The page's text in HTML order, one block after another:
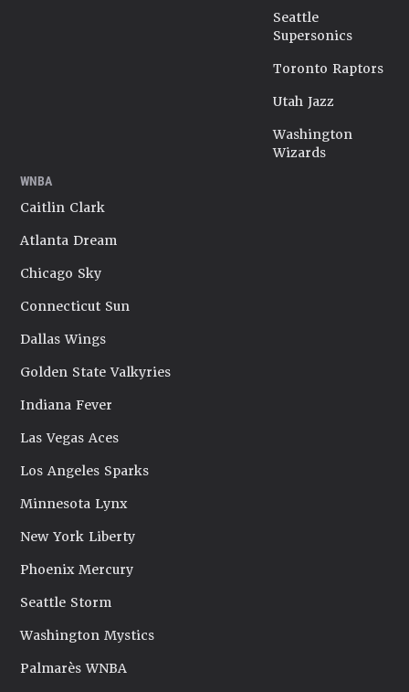
Seattle
Supersonics
Toronto Raptors
Utah Jazz
Washington
Wizards
WNBA
Caitlin Clark
Atlanta Dream
Chicago Sky
Connecticut Sun
Dallas Wings
Golden State Valkyries
Indiana Fever
Las Vegas Aces
Los Angeles Sparks
Minnesota Lynx
New York Liberty
Phoenix Mercury
Seattle Storm
Washington Mystics
Palmarès WNBA